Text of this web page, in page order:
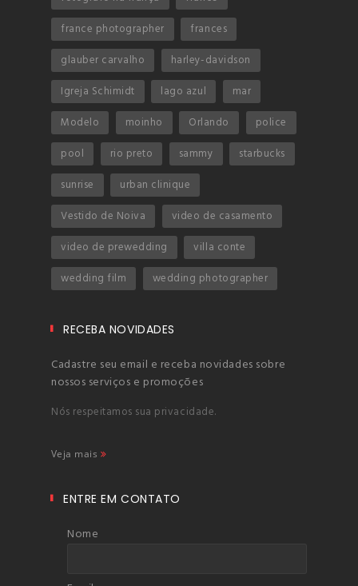
france photographer
frances
glauber carvalho
harley-davidson
Igreja Schimidt
lago azul
mar
Modelo
moinho Orlando
police
pool
rio preto sammy
starbucks
sunrise
urban clinique
Vestido de Noiva
video de casamento
video de prewedding
villa conte
wedding film
wedding photographer
RECEBA NOVIDADES
Cadastre seu email e receba novidades sobre
nossos serviços e promoções
Nós respeitamos sua privacidade.
Veja mais
ENTRE EM CONTATO
Nome